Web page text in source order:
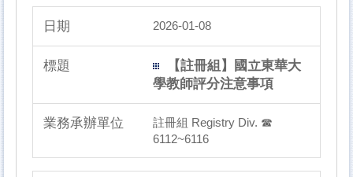
2026-01-08
【註冊組】國立東華大
學教師評分注意事項
註冊組 Registry Div. ☎
6112~6116